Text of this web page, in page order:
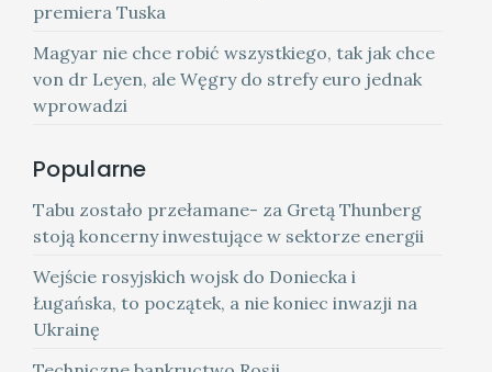
premiera Tuska
Magyar nie chce robić wszystkiego, tak jak chce
von dr Leyen, ale Węgry do strefy euro jednak
wprowadzi
Popularne
Tabu zostało przełamane- za Gretą Thunberg
stoją koncerny inwestujące w sektorze energii
Wejście rosyjskich wojsk do Doniecka i
Ługańska, to początek, a nie koniec inwazji na
Ukrainę